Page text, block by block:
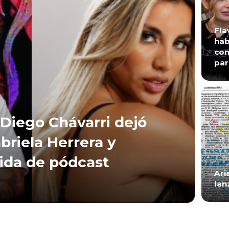
Chávarri dejó
Herrera y
de pódcast